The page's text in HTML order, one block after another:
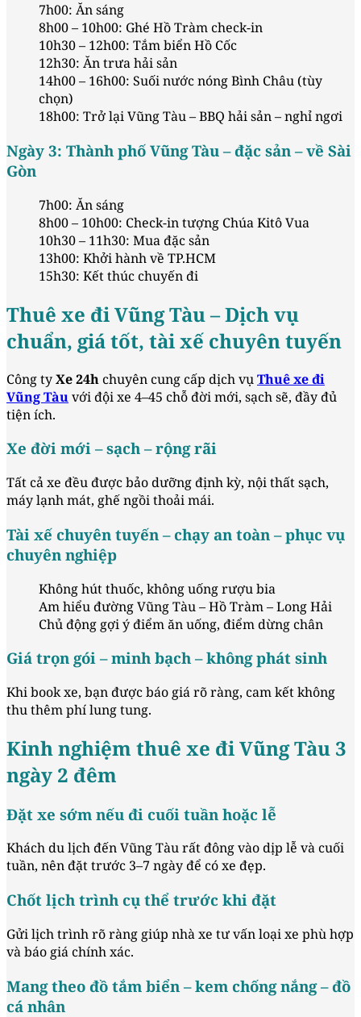
7h00: Ăn sáng
8h00 – 10h00: Ghé Hồ Tràm check-in
10h30 – 12h00: Tắm biển Hồ Cốc
12h30: Ăn trưa hải sản
14h00 – 16h00: Suối nước nóng Bình Châu (tùy
chọn)
18h00: Trở lại Vũng Tàu – BBQ hải sản – nghỉ ngơi
Ngày 3: Thành phố Vũng Tàu – đặc sản – về Sài
Gòn
7h00: Ăn sáng
8h00 – 10h00: Check-in tượng Chúa Kitô Vua
10h30 – 11h30: Mua đặc sản
13h00: Khởi hành về TP.HCM
15h30: Kết thúc chuyến đi
Thuê xe đi Vũng Tàu – Dịch vụ
chuẩn, giá tốt, tài xế chuyên tuyến
Công tyXe 24hchuyên cung cấp dịch vụThuê xe đi
Vũng Tàuvới đội xe 4–45 chỗ đời mới, sạch sẽ, đầy đủ
tiện ích.
Xe đời mới – sạch – rộng rãi
Tất cả xe đều được bảo dưỡng định kỳ, nội thất sạch,
máy lạnh mát, ghế ngồi thoải mái.
Tài xế chuyên tuyến – chạy an toàn – phục vụ
chuyên nghiệp
Không hút thuốc, không uống rượu bia
Am hiểu đường Vũng Tàu – Hồ Tràm – Long Hải
Chủ động gợi ý điểm ăn uống, điểm dừng chân
Giá trọn gói – minh bạch – không phát sinh
Khi book xe, bạn được báo giá rõ ràng, cam kết không
thu thêm phí lung tung.
Kinh nghiệm thuê xe đi Vũng Tàu 3
ngày 2 đêm
Đặt xe sớm nếu đi cuối tuần hoặc lễ
Khách du lịch đến Vũng Tàu rất đông vào dịp lễ và cuối
tuần, nên đặt trước 3–7 ngày để có xe đẹp.
Chốt lịch trình cụ thể trước khi đặt
Gửi lịch trình rõ ràng giúp nhà xe tư vấn loại xe phù hợp
và báo giá chính xác.
Mang theo đồ tắm biển – kem chống nắng – đồ
cá nhân